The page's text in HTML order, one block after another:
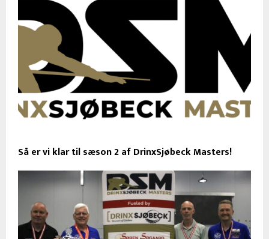
Så er vi klar til sæson 2 af DrinxSjøbeck Masters!